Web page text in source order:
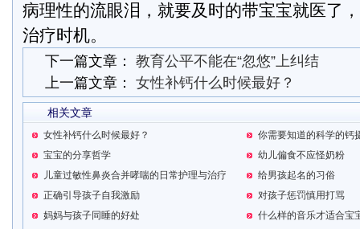
病理性的流眼泪，就要及时的带宝宝就医了
治疗时机。
下一篇文章： 教育公平不能在“忽悠”上纠结
上一篇文章： 女性补钙什么时候最好？
相关文章
女性补钙什么时候最好？
你需要知道的科学的钙
宝宝的分享哲学
幼儿偏食不应怪奶粉
儿童过敏性鼻炎合并哮喘的日常护理与治疗
给男孩起名的习俗
正确引导孩子自我激励
对孩子惩罚慎用打骂
妈妈与孩子同睡的好处
什么样的音乐才适合宝